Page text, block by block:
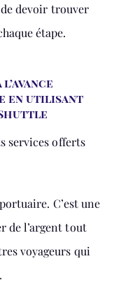
devoir trouver
étape.
en utilisant
services offerts
C’est une
de l’argent tout
voyageurs qui